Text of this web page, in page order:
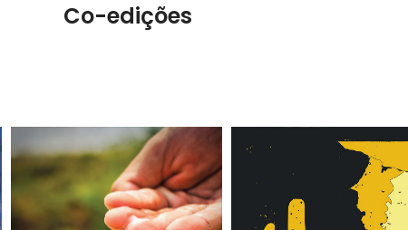
Co-edições